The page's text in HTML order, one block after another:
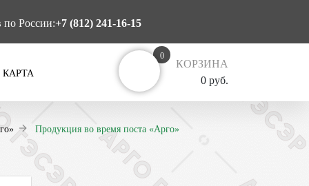
по России:+7 (812) 241-16-15
0
КОРЗИНА
0 руб.
Продукция во время поста «Арго»